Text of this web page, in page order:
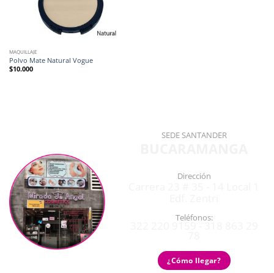
MAQUILLAJE
Polvo Mate Natural Vogue
$10.000
SEDE SANTANDER
Dirección
Teléfonos:
¿Cómo llegar?